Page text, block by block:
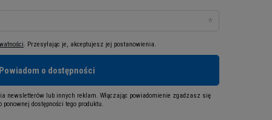
. Przesyłając je, akceptujesz jej postanowienia.
Powiadom o dostępności
newsletterów lub innych reklam. Włączając powiadomienie zgadzasz się
dostępności tego produktu.